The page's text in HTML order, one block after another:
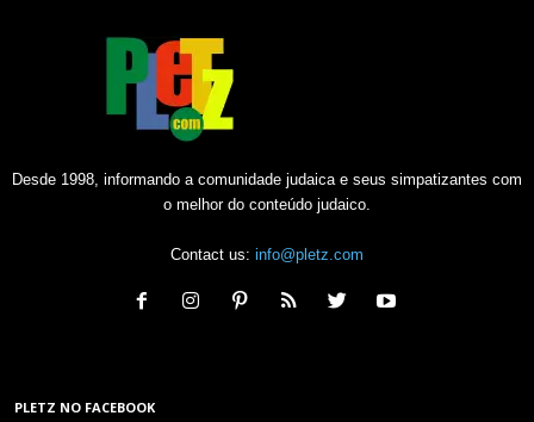
Desde 1998, informando a comunidade judaica e seus simpatizantes com
o melhor do conteúdo judaico.
Contact us: info@pletz.com
PLETZ NO FACEBOOK